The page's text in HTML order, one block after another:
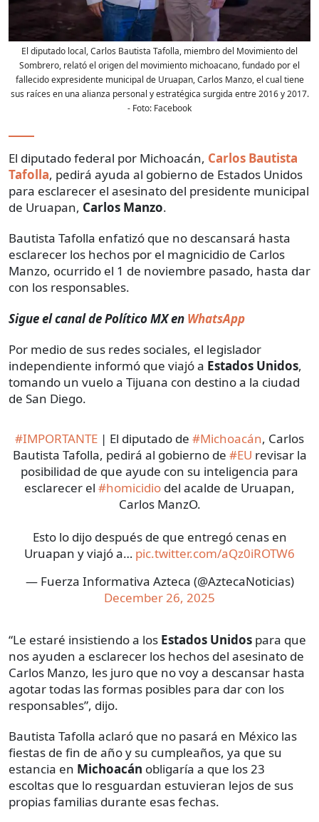
El diputado local, Carlos Bautista Tafolla, miembro del Movimiento del
Sombrero, relató el origen del movimiento michoacano, fundado por el
fallecido expresidente municipal de Uruapan, Carlos Manzo, el cual tiene
sus raíces en una alianza personal y estratégica surgida entre 2016 y 2017.
- Foto: Facebook
El diputado federal por Michoacán, Carlos Bautista
Tafolla, pedirá ayuda al gobierno de Estados Unidos
para esclarecer el asesinato del presidente municipal
de Uruapan, Carlos Manzo.
Bautista Tafolla enfatizó que no descansará hasta
esclarecer los hechos por el magnicidio de Carlos
Manzo, ocurrido el 1 de noviembre pasado, hasta dar
con los responsables.
Sigue el canal de Político MX en WhatsApp
Por medio de sus redes sociales, el legislador
independiente informó que viajó a Estados Unidos,
tomando un vuelo a Tijuana con destino a la ciudad
de San Diego.
#IMPORTANTE | El diputado de #Michoacán, Carlos
Bautista Tafolla, pedirá al gobierno de #EU revisar la
posibilidad de que ayude con su inteligencia para
esclarecer el #homicidio del acalde de Uruapan,
Carlos ManzO.
Esto lo dijo después de que entregó cenas en
Uruapan y viajó a… pic.twitter.com/aQz0iROTW6
— Fuerza Informativa Azteca (@AztecaNoticias)
December 26, 2025
“Le estaré insistiendo a los Estados Unidos para que
nos ayuden a esclarecer los hechos del asesinato de
Carlos Manzo, les juro que no voy a descansar hasta
agotar todas las formas posibles para dar con los
responsables”, dijo.
Bautista Tafolla aclaró que no pasará en México las
fiestas de fin de año y su cumpleaños, ya que su
estancia en Michoacán obligaría a que los 23
escoltas que lo resguardan estuvieran lejos de sus
propias familias durante esas fechas.